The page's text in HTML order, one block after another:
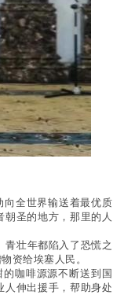
全世界输送着最优质
圣的地方，那里的人
壮年都陷入了恐慌之
资给埃塞人民。
咖啡源源不断送到国
人伸出援手，帮助身处